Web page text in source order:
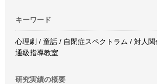
キーワード
心理劇 / 童話 / 自閉症スペクトラム / 対人
通級指導教室
研究実績の概要